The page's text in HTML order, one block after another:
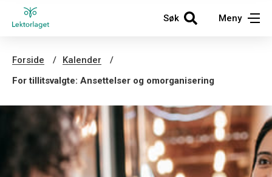
Søk Meny
Forside
Kalender
For tillitsvalgte: Ansettelser og omorganisering